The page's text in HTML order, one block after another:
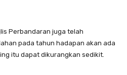
Perbandaran juga telah
pada tahun hadapan akan ada
itu dapat dikurangkan sedikit.